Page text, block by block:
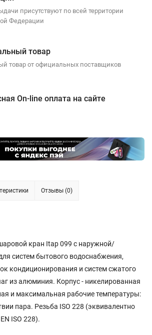
присутствуют по всей территории
Федерации
товар
товар от официальных поставщиков
On-line оплата на сайте
Отзывы (0)
кран Itap 099 с наружной/
систем бытового водоснабжения,
кондиционирования и систем сжатого
из алюминия. Корпус - никелированная
и максимальная рабочие температуры:
пара. Резьба ISO 228 (эквивалентно
ISO 228).